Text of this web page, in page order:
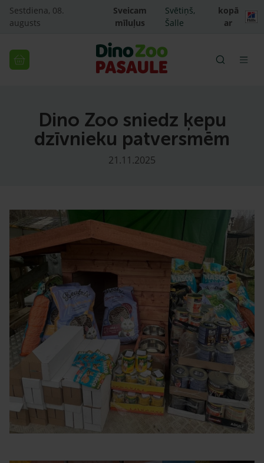
Sestdiena, 08.
augusts
Sveicam
mīluļus
Svētiņš,
Šalle
kopā
ar
Dino Zoo sniedz ķepu
dzīvnieku patversmēm
21.11.2025